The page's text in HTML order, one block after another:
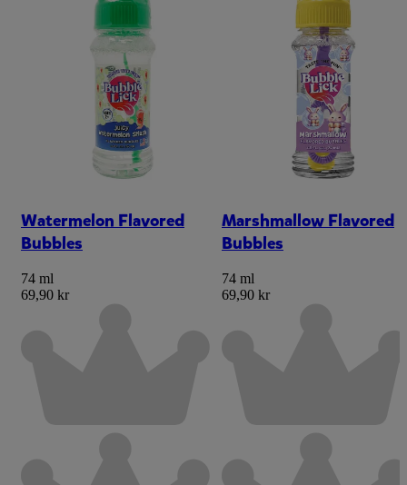
Watermelon Flavored
Bubbles
74 ml
69,90 kr
Marshmallow Flavored
Bubbles
74 ml
69,90 kr